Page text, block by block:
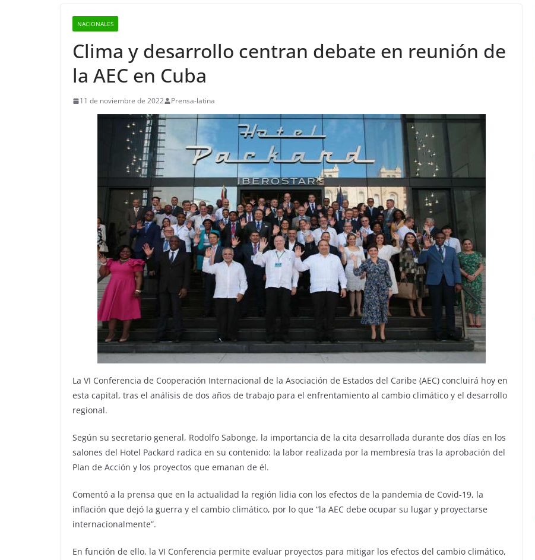
NACIONALES
Clima y desarrollo centran debate en reunión de
la AEC en Cuba
11 de noviembre de 2022 Prensa-latina
La VI Conferencia de Cooperación Internacional de la Asociación de Estados del Caribe (AEC) concluirá hoy en
esta capital, tras el análisis de dos años de trabajo para el enfrentamiento al cambio climático y el desarrollo
regional.
Según su secretario general, Rodolfo Sabonge, la importancia de la cita desarrollada durante dos días en los
salones del Hotel Packard radica en su contenido: la labor realizada por la membresía tras la aprobación del
Plan de Acción y los proyectos que emanan de él.
Comentó a la prensa que en la actualidad la región lidia con los efectos de la pandemia de Covid-19, la
inflación que dejó la guerra y el cambio climático, por lo que “la AEC debe ocupar su lugar y proyectarse
internacionalmente”.
En función de ello, la VI Conferencia permite evaluar proyectos para mitigar los efectos del cambio climático,